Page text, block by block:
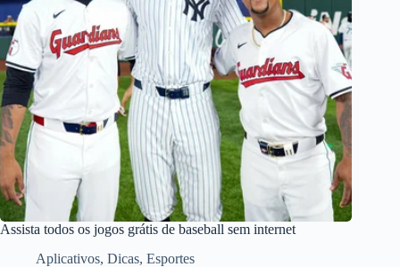
Assista todos os jogos grátis de baseball sem internet
Aplicativos, Dicas, Esportes